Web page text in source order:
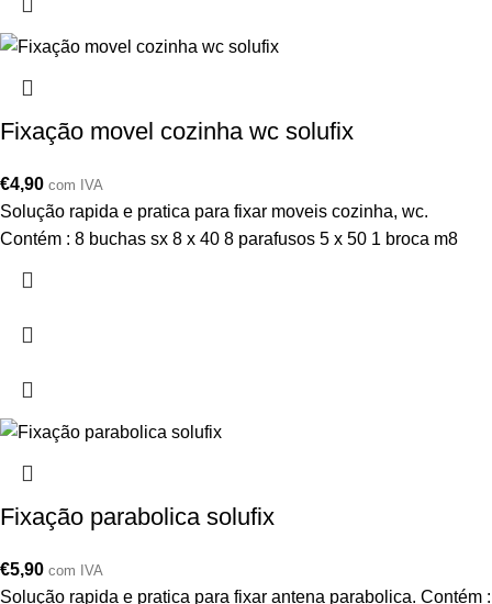
Fixação movel cozinha wc solufix
€4,90 com IVA
Solução rapida e pratica para fixar moveis cozinha, wc.
Contém : 8 buchas sx 8 x 40 8 parafusos 5 x 50 1 broca m8
Fixação parabolica solufix
€5,90 com IVA
Solução rapida e pratica para fixar antena parabolica. Contém :